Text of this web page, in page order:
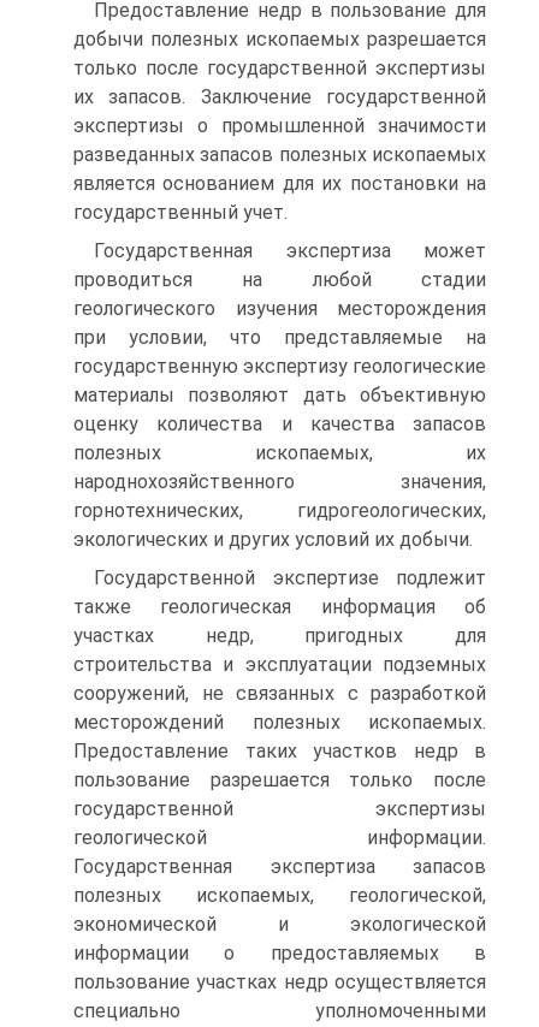
Предоставление недр в пользование для
добычи полезных ископаемых разрешается
только после государственной экспертизы
их запасов. Заключение государственной
экспертизы о промышленной значимости
разведанных запасов полезных ископаемых
является основанием для их постановки на
государственный учет.
Государственная экспертиза может
проводиться на любой стадии
геологического изучения месторождения
при условии, что представляемые на
государственную экспертизу геологические
материалы позволяют дать объективную
оценку количества и качества запасов
полезных ископаемых, их
народнохозяйственного значения,
горнотехнических, гидрогеологических,
экологических и других условий их добычи.
Государственной экспертизе подлежит
также геологическая информация об
участках недр, пригодных для
строительства и эксплуатации подземных
сооружений, не связанных с разработкой
месторождений полезных ископаемых.
Предоставление таких участков недр в
пользование разрешается только после
государственной экспертизы
геологической информации.
Государственная экспертиза запасов
полезных ископаемых, геологической,
экономической и экологической
информации о предоставляемых в
пользование участках недр осуществляется
специально уполномоченными